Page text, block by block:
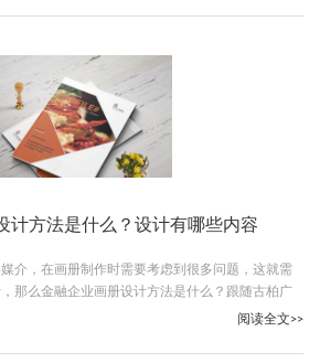
计方法是什么？设计有哪些内容
介，在画册制作时需要考虑到很多问题，这就需
那么金融企业画册设计方法是什么？跟随古柏广
阅读全文>>